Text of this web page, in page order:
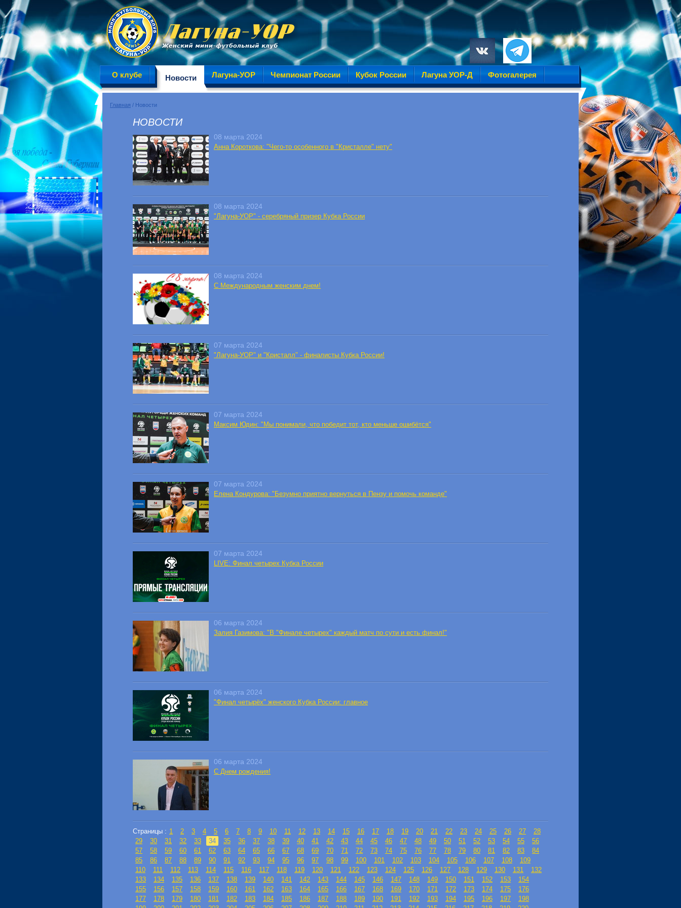
О клубе Новости Лагуна-УОР Чемпионат России Кубок России Лагуна УОР-Д Фотогалерея
Главная / Новости
НОВОСТИ
08 марта 2024
Анна Короткова: "Чего-то особенного в "Кристалле" нету"
08 марта 2024
"Лагуна-УОР" - серебряный призер Кубка России
08 марта 2024
С Международным женским днем!
07 марта 2024
"Лагуна-УОР" и "Кристалл" - финалисты Кубка России!
07 марта 2024
Максим Юдин: "Мы понимали, что победит тот, кто меньше ошибётся"
07 марта 2024
Елена Кондурова: "Безумно приятно вернуться в Пензу и помочь команде"
07 марта 2024
LIVE: Финал четырех Кубка России
06 марта 2024
Залия Газимова: "В "Финале четырех" каждый матч по сути и есть финал!"
06 марта 2024
"Финал четырёх" женского Кубка России: главное
06 марта 2024
С Днем рождения!
Страницы : 1 2 3 4 5 6 7 8 9 10 11 12 13 14 15 16 17 18 19 20 21 22 23 24 25 26 27
28
29
30 31 32 33 34 35 36 37 38 39 40 41 42 43 44 45 46 47 48 49 50 51 52 53 54 55
56
57
58 59 60 61 62 63 64 65 66 67 68 69 70 71 72 73 74 75 76 77 78 79 80 81 82 83
84
85
86 87 88 89 90 91 92 93 94 95 96 97 98 99 100 101 102 103 104 105 106 107 108
109
110
111 112 113 114 115 116 117 118 119 120 121 122 123 124 125 126 127 128 129 130 131
132
133
134 135 136 137 138 139 140 141 142 143 144 145 146 147 148 149 150 151 152 153
154
155
156 157 158 159 160 161 162 163 164 165 166 167 168 169 170 171 172 173 174 175
176
177
178 179 180 181 182 183 184 185 186 187 188 189 190 191 192 193 194 195 196 197
198